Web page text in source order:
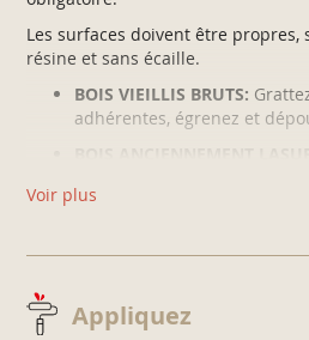
Les surfaces doivent être propres,
résine et sans écaille.
BOIS VIEILLIS BRUTS:
adhérentes, égrenez et
BOIS ANCIENNEMENT
: Grattez les parties
et dépoussiérez .
TRAITEMENT BOIS MULTI-
Voir plus
Appliquez